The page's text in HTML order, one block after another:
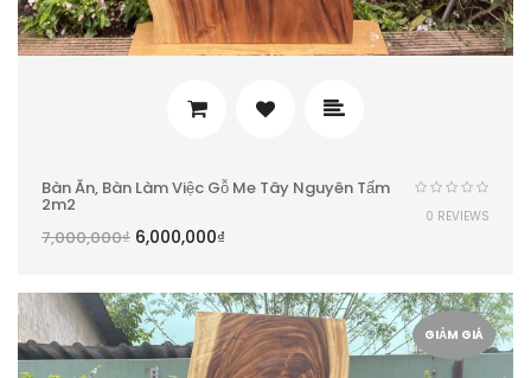
Bàn Ăn, Bàn Làm Việc Gỗ Me Tây Nguyên Tấm
2m2
7,000,000₫ 6,000,000₫
0 REVIEWS
GIẢM GIÁ